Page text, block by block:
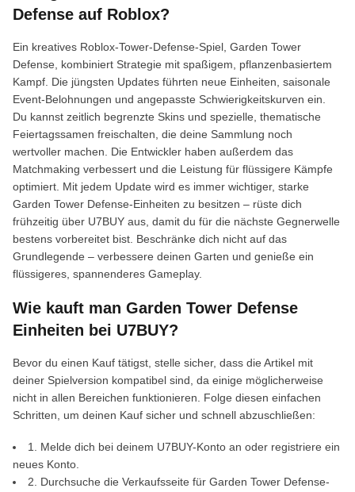
Defense auf Roblox?
Ein kreatives Roblox-Tower-Defense-Spiel, Garden Tower
Defense, kombiniert Strategie mit spaßigem, pflanzenbasiertem
Kampf. Die jüngsten Updates führten neue Einheiten, saisonale
Event-Belohnungen und angepasste Schwierigkeitskurven ein.
Du kannst zeitlich begrenzte Skins und spezielle, thematische
Feiertagssamen freischalten, die deine Sammlung noch
wertvoller machen. Die Entwickler haben außerdem das
Matchmaking verbessert und die Leistung für flüssigere Kämpfe
optimiert. Mit jedem Update wird es immer wichtiger, starke
Garden Tower Defense-Einheiten zu besitzen – rüste dich
frühzeitig über U7BUY aus, damit du für die nächste Gegnerwelle
bestens vorbereitet bist. Beschränke dich nicht auf das
Grundlegende – verbessere deinen Garten und genieße ein
flüssigeres, spannenderes Gameplay.
Wie kauft man Garden Tower Defense
Einheiten bei U7BUY?
Bevor du einen Kauf tätigst, stelle sicher, dass die Artikel mit
deiner Spielversion kompatibel sind, da einige möglicherweise
nicht in allen Bereichen funktionieren. Folge diesen einfachen
Schritten, um deinen Kauf sicher und schnell abzuschließen:
1. Melde dich bei deinem U7BUY-Konto an oder registriere ein
neues Konto.
2. Durchsuche die Verkaufsseite für Garden Tower Defense-